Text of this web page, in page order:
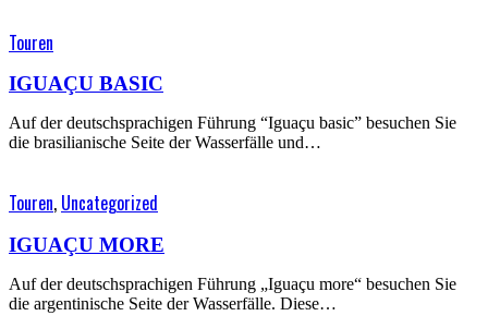
Touren
IGUAÇU BASIC
Auf der deutschsprachigen Führung “Iguaçu basic” besuchen Sie
die brasilianische Seite der Wasserfälle und…
Touren, Uncategorized
IGUAÇU MORE
Auf der deutschsprachigen Führung „Iguaçu more“ besuchen Sie
die argentinische Seite der Wasserfälle. Diese…